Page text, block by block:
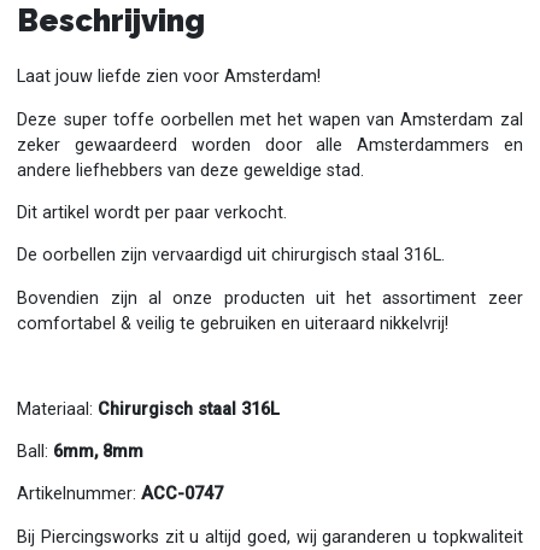
Beschrijving
Laat jouw liefde zien voor Amsterdam!
Deze super toffe oorbellen met het wapen van Amsterdam zal
zeker gewaardeerd worden door alle Amsterdammers en
andere liefhebbers van deze geweldige stad.
Dit artikel wordt per paar verkocht.
De oorbellen zijn vervaardigd uit chirurgisch staal 316L.
Bovendien zijn al onze producten uit het assortiment zeer
comfortabel & veilig te gebruiken en uiteraard nikkelvrij!
Materiaal: Chirurgisch staal 316L
Ball: 6mm, 8mm
Artikelnummer:ACC-0747
Bij Piercingsworks zit u altijd goed, wij garanderen u topkwaliteit